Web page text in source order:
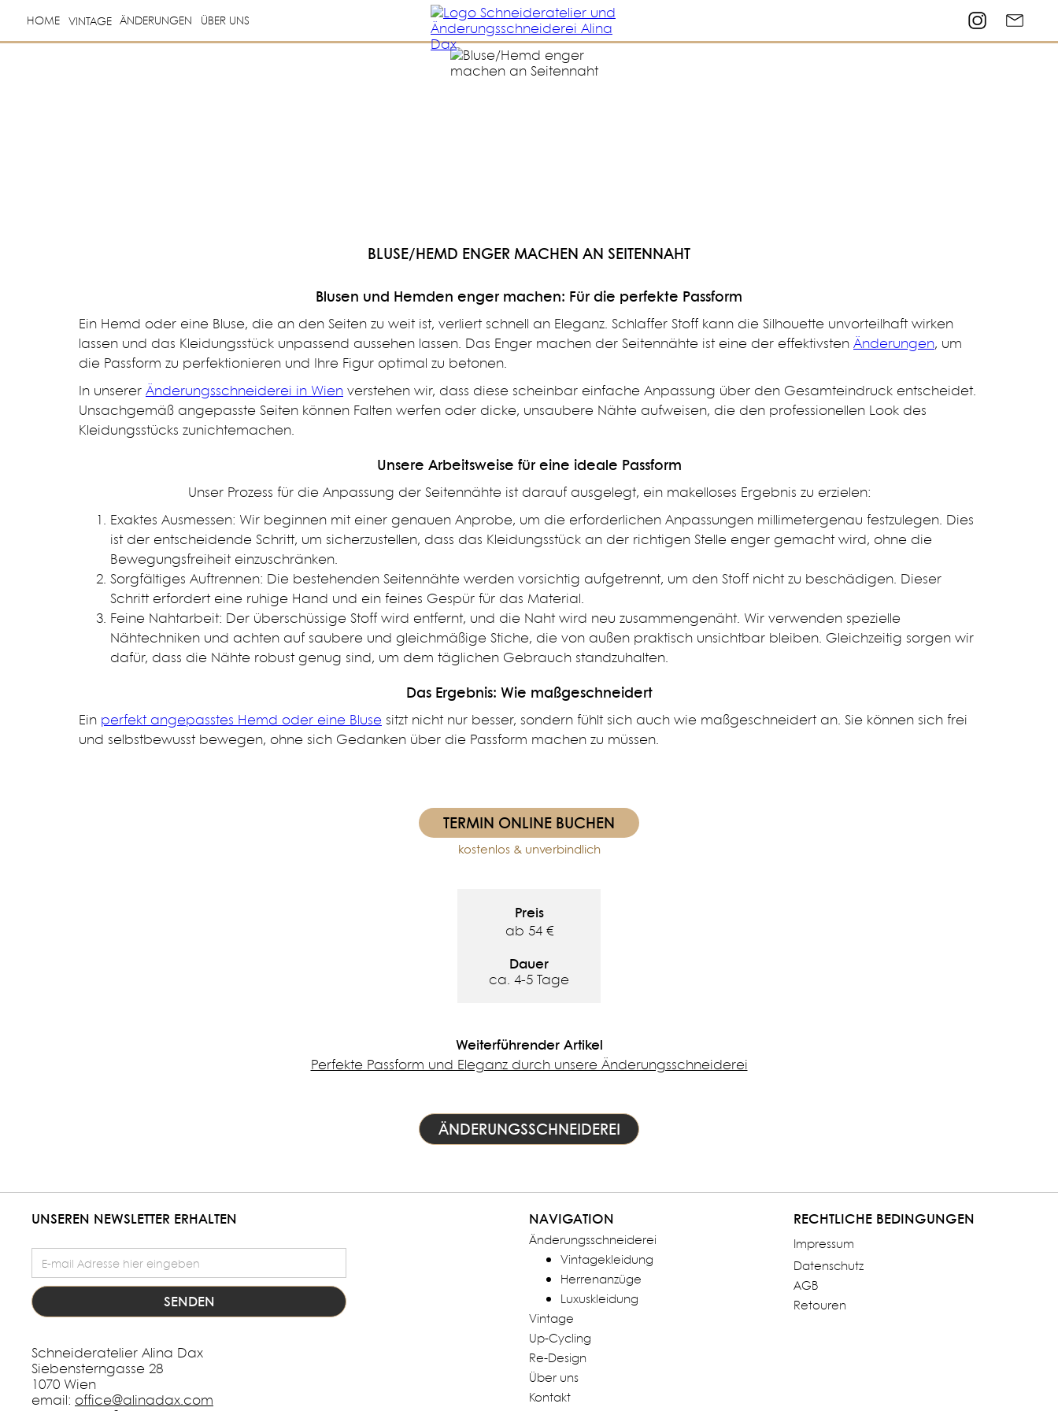
HOME VINTAGE ÄNDERUNGEN ÜBER UNS
BLUSE/HEMD ENGER MACHEN AN SEITENNAHT
Blusen und Hemden enger machen: Für die perfekte Passform
Ein Hemd oder eine Bluse, die an den Seiten zu weit ist, verliert schnell an Eleganz. Schlaffer Stoff kann die Silhouette unvorteilhaft wirken
lassen und das Kleidungsstück unpassend aussehen lassen. Das Enger machen der Seitennähte ist eine der effektivsten Änderungen, um
die Passform zu perfektionieren und Ihre Figur optimal zu betonen.
In unserer Änderungsschneiderei in Wien verstehen wir, dass diese scheinbar einfache Anpassung über den Gesamteindruck entscheidet.
Unsachgemäß angepasste Seiten können Falten werfen oder dicke, unsaubere Nähte aufweisen, die den professionellen Look des
Kleidungsstücks zunichtemachen.
Unsere Arbeitsweise für eine ideale Passform
Unser Prozess für die Anpassung der Seitennähte ist darauf ausgelegt, ein makelloses Ergebnis zu erzielen:
Exaktes Ausmessen: Wir beginnen mit einer genauen Anprobe, um die erforderlichen Anpassungen millimetergenau festzulegen. Dies
ist der entscheidende Schritt, um sicherzustellen, dass das Kleidungsstück an der richtigen Stelle enger gemacht wird, ohne die
Bewegungsfreiheit einzuschränken.
Sorgfältiges Auftrennen: Die bestehenden Seitennähte werden vorsichtig aufgetrennt, um den Stoff nicht zu beschädigen. Dieser
Schritt erfordert eine ruhige Hand und ein feines Gespür für das Material.
Feine Nahtarbeit: Der überschüssige Stoff wird entfernt, und die Naht wird neu zusammengenäht. Wir verwenden spezielle
Nähtechniken und achten auf saubere und gleichmäßige Stiche, die von außen praktisch unsichtbar bleiben. Gleichzeitig sorgen wir
dafür, dass die Nähte robust genug sind, um dem täglichen Gebrauch standzuhalten.
Das Ergebnis: Wie maßgeschneidert
Ein perfekt angepasstes Hemd oder eine Bluse sitzt nicht nur besser, sondern fühlt sich auch wie maßgeschneidert an. Sie können sich frei
und selbstbewusst bewegen, ohne sich Gedanken über die Passform machen zu müssen.
TERMIN ONLINE BUCHEN
kostenlos & unverbindlich
Preis
ab 54 €
Dauer
ca. 4-5 Tage
Weiterführender Artikel
Perfekte Passform und Eleganz durch unsere Änderungsschneiderei
ÄNDERUNGSSCHNEIDEREI
UNSEREN NEWSLETTER ERHALTEN
Schneideratelier Alina Dax
Siebensterngasse 28
1070 Wien
email: office@alinadax.com
NAVIGATION
Änderungsschneiderei
Vintagekleidung
Herrenanzüge
Luxuskleidung
Vintage
Up-Cycling
Re-Design
Über uns
Kontakt
RECHTLICHE BEDINGUNGEN
Impressum
Datenschutz
AGB
Retouren